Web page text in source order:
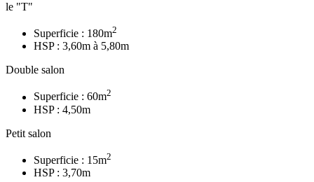
le "T"
Superficie : 180m2
HSP : 3,60m à 5,80m
Double salon
Superficie : 60m2
HSP : 4,50m
Petit salon
Superficie : 15m2
HSP : 3,70m